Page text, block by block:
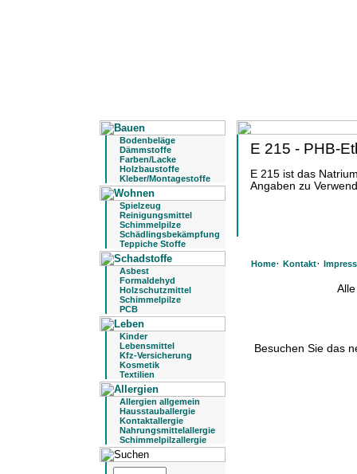
Bodenbeläge
Dämmstoffe
Farben/Lacke
Holzbaustoffe
Kleber/Montagestoffe
Spielzeug
Reinigungsmittel
Schimmelpilze
Schädlingsbekämpfung
Teppiche Stoffe
Asbest
Formaldehyd
Holzschutzmittel
Schimmelpilze
PCB
Kinder
Lebensmittel
Kfz-Versicherung
Kosmetik
Textilien
Allergien allgemein
Hausstauballergie
Kontaktallergie
Nahrungsmittelallergie
Schimmelpilzallergie
E 215 - PHB-
E 215 ist das
Angaben zu
Home· Kontakt·
Besuchen Sie das